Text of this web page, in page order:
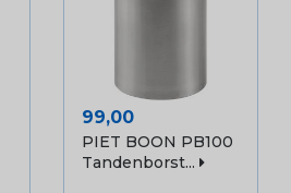
Prijs
99,00
PIET BOON PB100
Tandenborst...